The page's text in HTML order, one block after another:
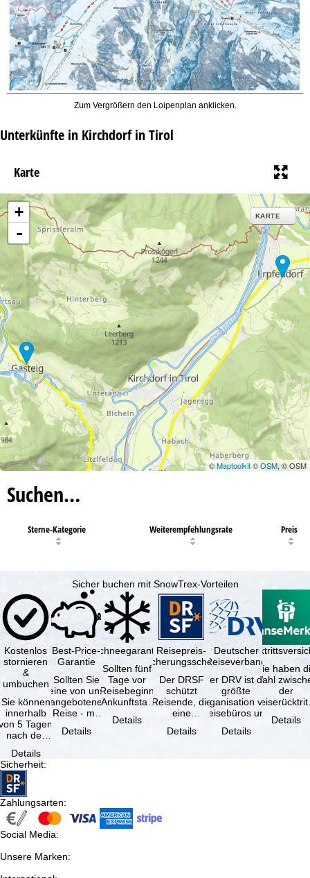
Zum Vergrößern den Loipenplan anklicken.
Unterkünfte in Kirchdorf in Tirol
Karte
+
-
KARTE
©Maptoolkit©OSM, © OSM
Suchen…
Sterne-Kategorie Weiterempfehlungsrate Preis
Sicher buchen mit SnowTrex-Vorteilen
Kostenlos
stornieren
&
umbuchen
Sie können
innerhalb
5 Tagen
nach der
kostenfrei
…
Details
Best-Price-
Garantie
Sollten Sie
eine von uns
angebotene
Reise - mit
Verfügbarkeit
Details
Schneegarantie
Sollten fünf
Tage vor
Reisebeginn
(Ankunftstag)
aufgrund von
Schneemangel
Details
Reisepreis-
Sicherungsschein
Der DRSF
schützt
Reisende, die
eine
oder
Details
Deutscher
Reiseverband
Der DRV ist die
größte
Organisation von
Reisebüros und
Reiseveranstaltern
in …
Details
Sie haben
Wahl
der
(inklusive
Details
Sicherheit:
Zahlungsarten:
Social Media:
Unsere Marken: